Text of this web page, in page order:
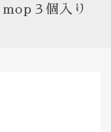
３個入り